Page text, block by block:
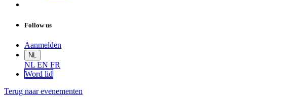
Follow us
Aanmelden
NL
NL EN FR
Word lid
Terug naar evenementen